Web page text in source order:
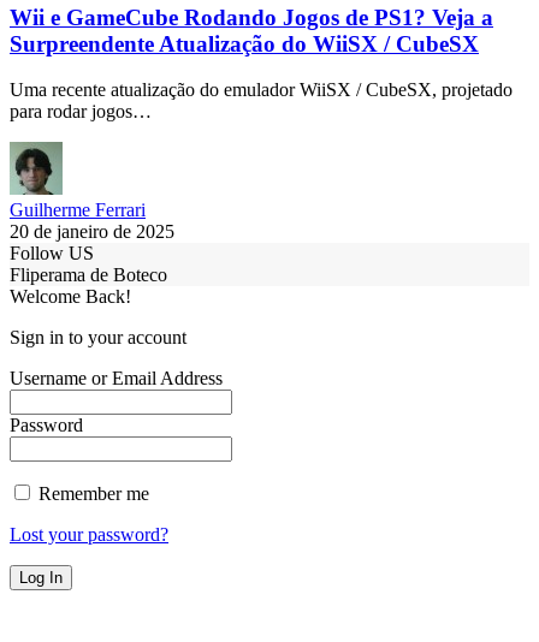
Wii e GameCube Rodando Jogos de PS1? Veja a
Surpreendente Atualização do WiiSX / CubeSX
Uma recente atualização do emulador WiiSX / CubeSX, projetado
para rodar jogos…
Guilherme Ferrari
20 de janeiro de 2025
Follow US
Fliperama de Boteco
Welcome Back!
Sign in to your account
Username or Email Address
Password
Remember me
Lost your password?